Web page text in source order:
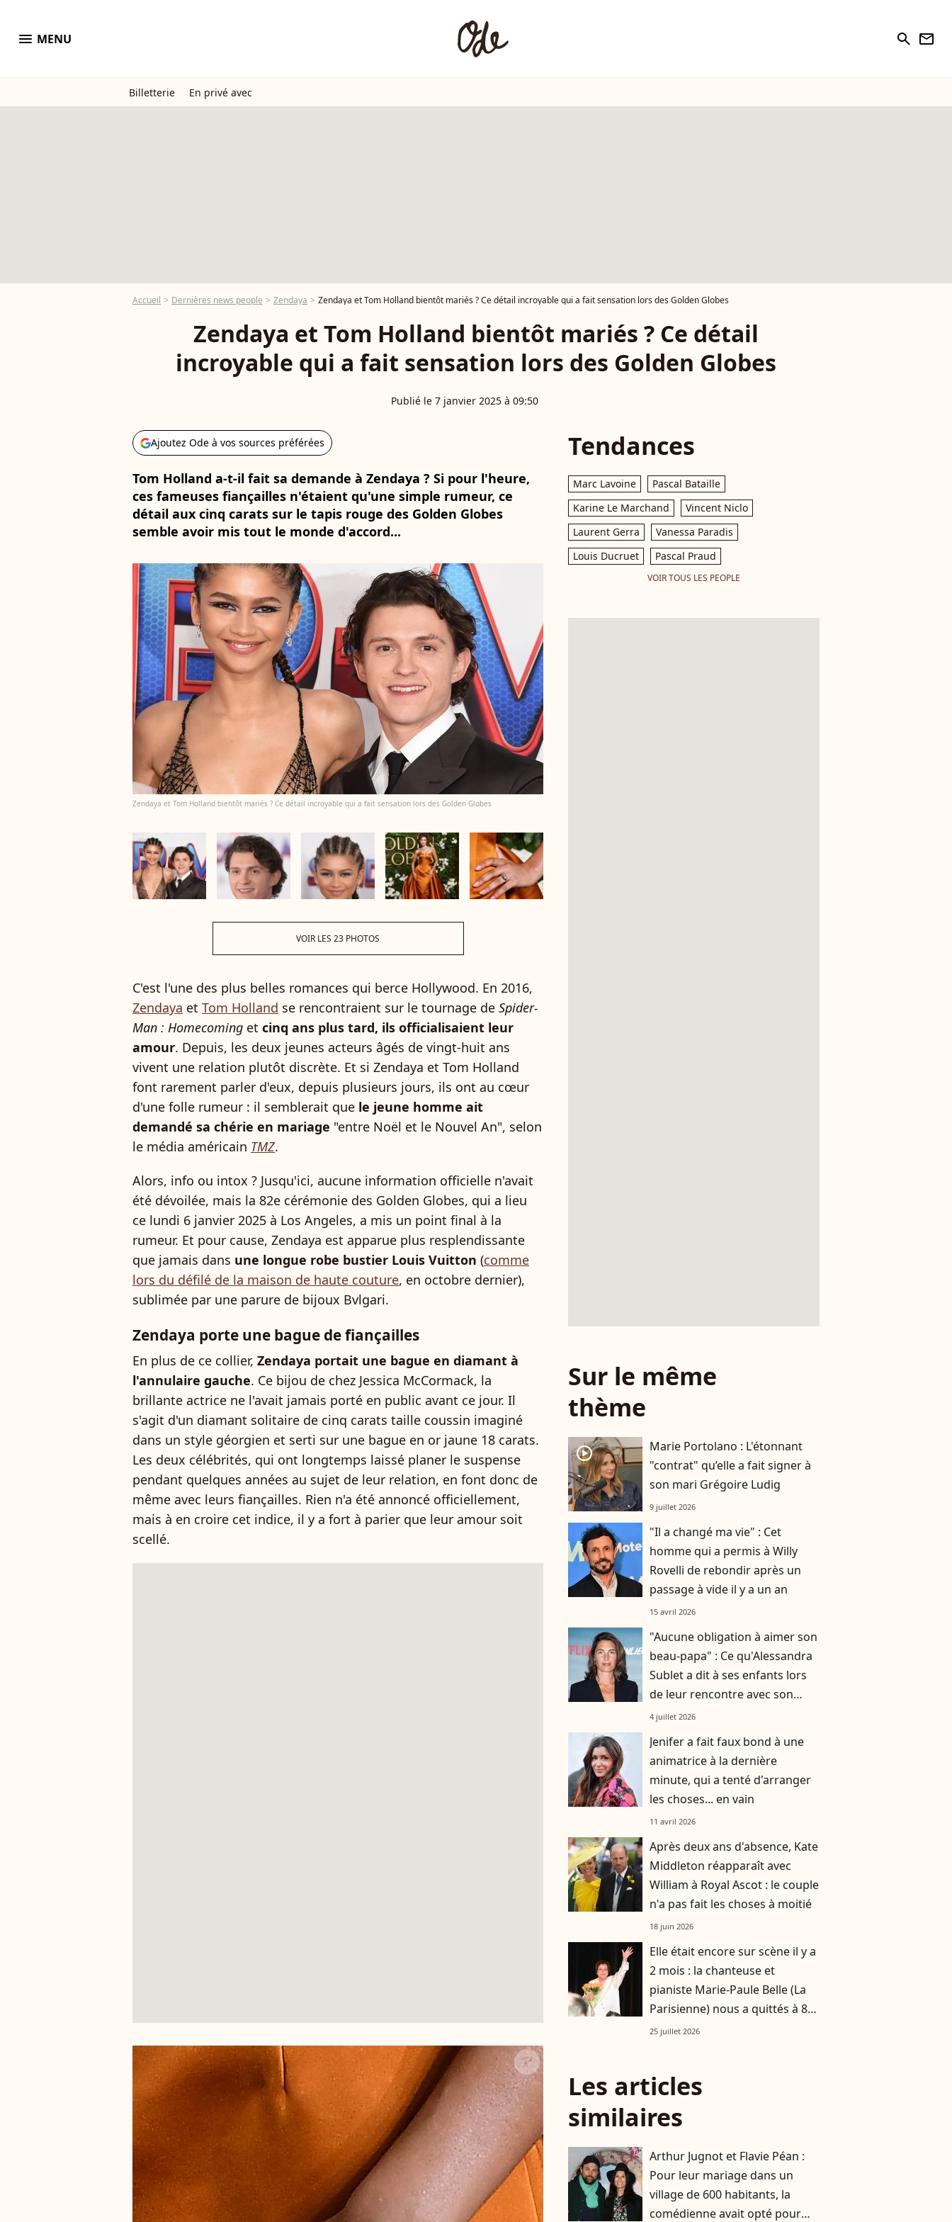
menu MENU search newsletter
Billetterie En privé avec
Accueil Dernières news people Zendaya Zendaya et Tom Holland bientôt mariés ? Ce détail incroyable qui a fait sensation lors des Golden Globes
Zendaya et Tom Holland bientôt mariés ? Ce détail
incroyable qui a fait sensation lors des Golden Globes
Publié le 7 janvier 2025 à 09:50
Ajoutez Ode à vos sources préférées
Tom Holland a-t-il fait sa demande à Zendaya ? Si pour l'heure,
ces fameuses fiançailles n'étaient qu'une simple rumeur, ce
détail aux cinq carats sur le tapis rouge des Golden Globes
semble avoir mis tout le monde d'accord...
Zendaya et Tom Holland bientôt mariés ? Ce détail incroyable qui a fait sensation lors des Golden Globes
VOIR LES 23 PHOTOS
C'est l'une des plus belles romances qui berce Hollywood. En 2016,
Zendaya et Tom Holland se rencontraient sur le tournage de Spider-
Man : Homecoming et cinq ans plus tard, ils officialisaient leur
amour. Depuis, les deux jeunes acteurs âgés de vingt-huit ans
vivent une relation plutôt discrète. Et si Zendaya et Tom Holland
font rarement parler d'eux, depuis plusieurs jours, ils ont au cœur
d'une folle rumeur : il semblerait que le jeune homme ait
demandé sa chérie en mariage "entre Noël et le Nouvel An", selon
le média américain TMZ.
Alors, info ou intox ? Jusqu'ici, aucune information officielle n'avait
été dévoilée, mais la 82e cérémonie des Golden Globes, qui a lieu
ce lundi 6 janvier 2025 à Los Angeles, a mis un point final à la
rumeur. Et pour cause, Zendaya est apparue plus resplendissante
que jamais dans une longue robe bustier Louis Vuitton (comme
lors du défilé de la maison de haute couture, en octobre dernier),
sublimée par une parure de bijoux Bvlgari.
Zendaya porte une bague de fiançailles
En plus de ce collier, Zendaya portait une bague en diamant à
l'annulaire gauche. Ce bijou de chez Jessica McCormack, la
brillante actrice ne l'avait jamais porté en public avant ce jour. Il
s'agit d'un diamant solitaire de cinq carats taille coussin imaginé
dans un style géorgien et serti sur une bague en or jaune 18 carats.
Les deux célébrités, qui ont longtemps laissé planer le suspense
pendant quelques années au sujet de leur relation, en font donc de
même avec leurs fiançailles. Rien n'a été annoncé officiellement,
mais à en croire cet indice, il y a fort à parier que leur amour soit
scellé.
Tendances
Marc Lavoine
Pascal Bataille
Karine Le Marchand
Vincent Niclo
Laurent Gerra
Vanessa Paradis
Louis Ducruet
Pascal Praud
VOIR TOUS LES PEOPLE
Sur le même
thème
player2
Marie Portolano : L'étonnant
"contrat" qu’elle a fait signer à
son mari Grégoire Ludig
9 juillet 2026
"Il a changé ma vie" : Cet
homme qui a permis à Willy
Rovelli de rebondir après un
passage à vide il y a un an
15 avril 2026
"Aucune obligation à aimer son
beau-papa" : Ce qu'Alessandra
Sublet a dit à ses enfants lors
de leur rencontre avec son
nouveau mari
4 juillet 2026
Jenifer a fait faux bond à une
animatrice à la dernière
minute, qui a tenté d'arranger
les choses... en vain
11 avril 2026
Après deux ans d'absence, Kate
Middleton réapparaît avec
William à Royal Ascot : le couple
n'a pas fait les choses à moitié
18 juin 2026
Elle était encore sur scène il y a
2 mois : la chanteuse et
pianiste Marie-Paule Belle (La
Parisienne) nous a quittés à 80
ans
25 juillet 2026
Les articles
similaires
Arthur Jugnot et Flavie Péan :
Pour leur mariage dans un
village de 600 habitants, la
comédienne avait opté pour